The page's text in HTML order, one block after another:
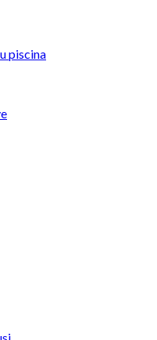
piscina